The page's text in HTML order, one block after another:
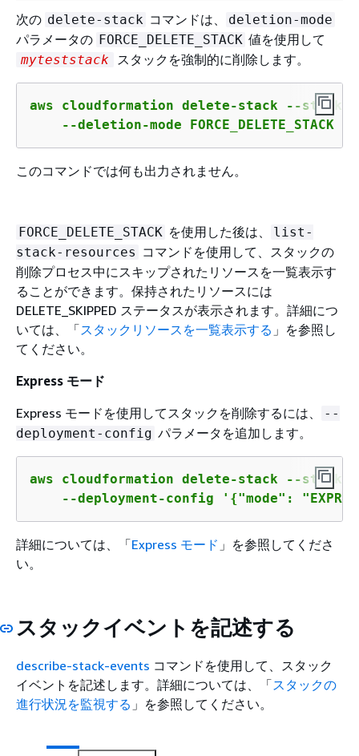
次の delete-stack コマンドは、 deletion-mode
パラメータの FORCE_DELETE_STACK 値を使用して
myteststack スタックを強制的に削除します。
aws cloudformation delete-stack --stack-
    --deletion-mode FORCE_DELETE_STACK
このコマンドでは何も出力されません。
FORCE_DELETE_STACK を使用した後は、
list-
stack-resources コマンドを使用して、スタックの
削除プロセス中にスキップされたリソースを一覧表示す
ることができます。保持されたリソースには
DELETE_SKIPPED ステータスが表示されます。詳細につ
いては、「スタックリソースを一覧表示する 」を参照し
てください。
Express モード
Express モードを使用してスタックを削除するには、
--
deployment-config パラメータを追加します。
aws cloudformation delete-stack --stack-
    --deployment-config '
{"mode":
詳細については、「Express モード 」を参照してくださ
い。
スタックイベントを記述する
describe-stack-events コマンドを使用して、スタック
イベントを記述します。詳細については、「スタックの
進行状況を監視する 」を参照してください。